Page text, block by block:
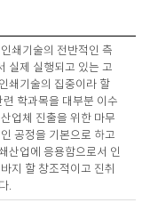
쇄기술의 전반적인 측
실제 실행되고 있는 고
쇄기술의 집중이라 할
학과목을 대부분 이수
업체 진출을 위한 마무
공정을 기본으로 하고
산업에 응용함으로서 인
지 할 창조적이고 진취
.